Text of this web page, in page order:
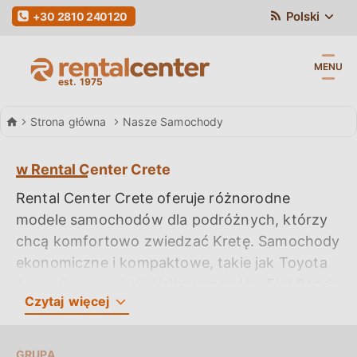
Polski
+30 2810 240120
MENU
Car Hire
Strona główna Nasze Samochody
w Rental Center Crete
Rental Center Crete oferuje różnorodne
modele samochodów dla podróżnych, którzy
chcą komfortowo zwiedzać Kretę. Samochody
ekonomiczne i kompaktowe, takie jak Toyota
i Hyundai i10, to oszczędne opcje o niskim
ograniczonym budżetem i małych grup,
Czytaj więcej